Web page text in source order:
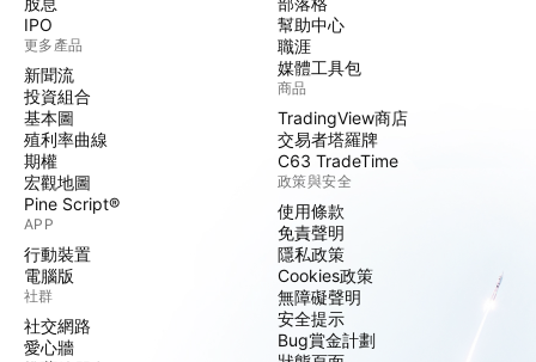
IPO
更多產品
新聞流
投資組合
基本圖
殖利率曲線
期權
宏觀地圖
Pine Script®
APP
行動裝置
電腦版
社群
社交網路
愛心牆
幫助中心
職涯
媒體工具包
商品
TradingView商店
交易者塔羅牌
C63 TradeTime
政策與安全
使用條款
免責聲明
隱私政策
Cookies政策
無障礙聲明
安全提示
Bug賞金計劃